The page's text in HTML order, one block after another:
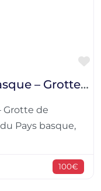
Journée verticale Pays Basque – Grotte de Bexanka
Grotte de
Pays basque,
100€